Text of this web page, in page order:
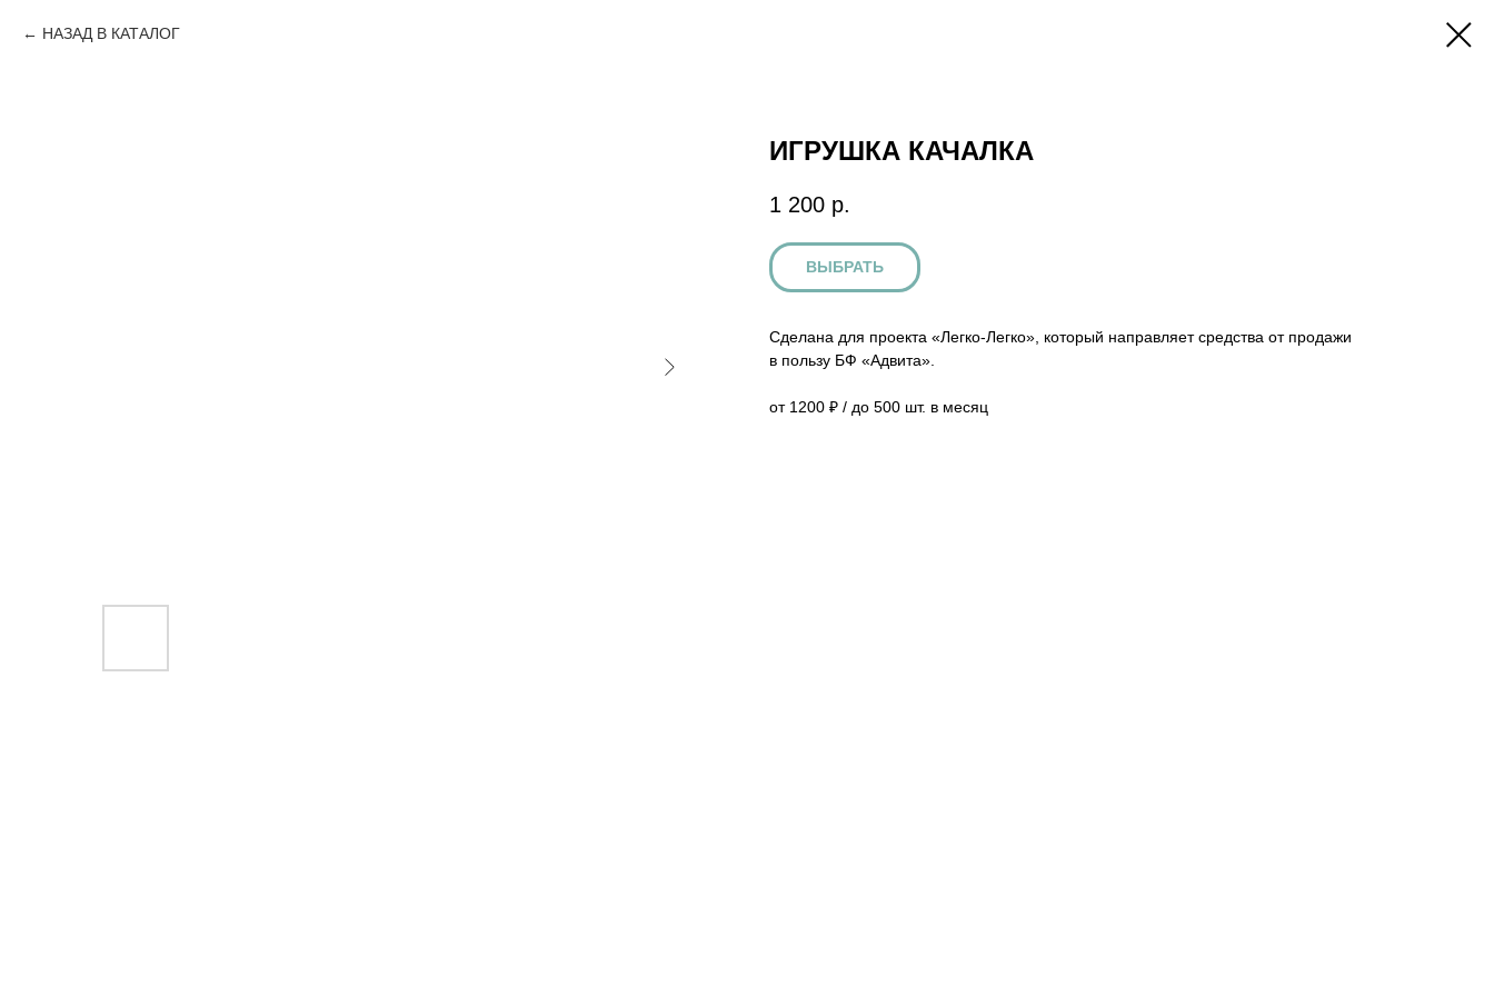
НАЗАД В КАТАЛОГ
ИГРУШКА КАЧАЛКА
1 200 р.
ВЫБРАТЬ
Сделана для проекта «Легко-Легко», который направляет средства от продажи
в пользу БФ «Адвита».
от 1200 ₽ / до 500 шт. в месяц